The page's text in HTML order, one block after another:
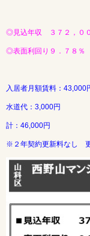
◎見込年収 ３７２，０
◎表面利回り９．７８％
入居者月額賃料：43,000
水道代：3,000円
計：46,000円
※２年契約更新料なし